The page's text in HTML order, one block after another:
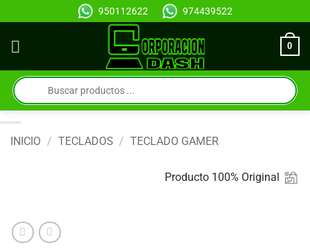
al
contenido
950112622 974439522
0
Búsqueda
de
productos
INICIO / TECLADOS / TECLADO GAMER
Producto 100% Original